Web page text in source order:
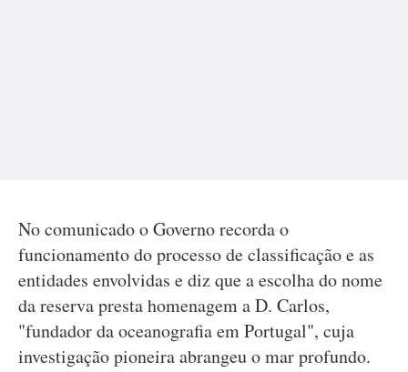
No comunicado o Governo recorda o
funcionamento do processo de classificação e as
entidades envolvidas e diz que a escolha do nome
da reserva presta homenagem a D. Carlos,
"fundador da oceanografia em Portugal", cuja
investigação pioneira abrangeu o mar profundo.